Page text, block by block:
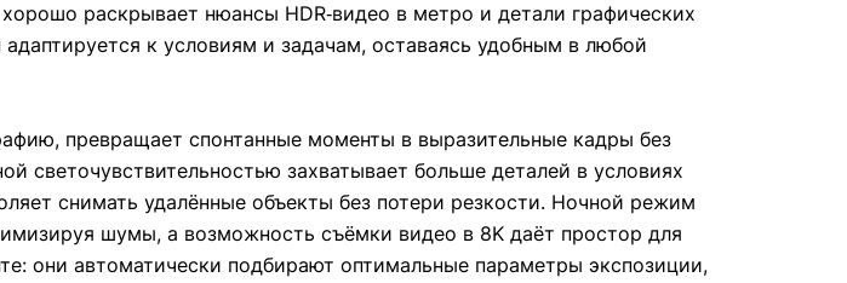
раскрывает нюансы HDR‑видео в метро и детали графических
к условиям и задачам, оставаясь удобным в любой
превращает спонтанные моменты в выразительные кадры без
светочувствительностью захватывает больше деталей в условиях
снимать удалённые объекты без потери резкости. Ночной режим
шумы, а возможность съёмки видео в 8K даёт простор для
они автоматически подбирают оптимальные параметры экспозиции,